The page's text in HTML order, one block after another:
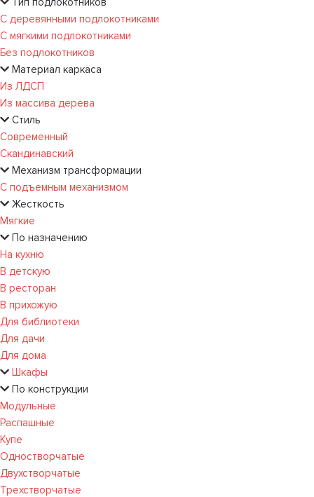
С деревянными подлокотниками
С мягкими подлокотниками
Без подлокотников
Материал каркаса
Из ЛДСП
Из массива дерева
Стиль
Современный
Скандинавский
Механизм трансформации
С подъемным механизмом
Жесткость
Мягкие
По назначению
На кухню
В детскую
В ресторан
В прихожую
Для библиотеки
Для дачи
Для дома
Шкафы
По конструкции
Модульные
Распашные
Купе
Одностворчатые
Двухстворчатые
Трехстворчатые